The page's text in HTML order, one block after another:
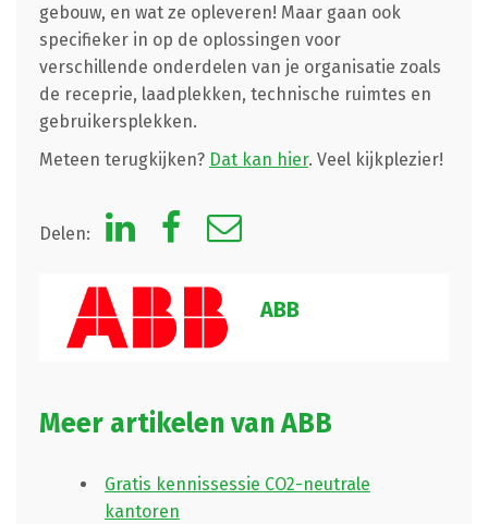
gebouw, en wat ze opleveren! Maar gaan ook
specifieker in op de oplossingen voor
verschillende onderdelen van je organisatie zoals
de receprie, laadplekken, technische ruimtes en
gebruikersplekken.
Meteen terugkijken? Dat kan hier. Veel kijkplezier!
Delen:
ABB
Meer artikelen van ABB
Gratis kennissessie CO2-neutrale
kantoren